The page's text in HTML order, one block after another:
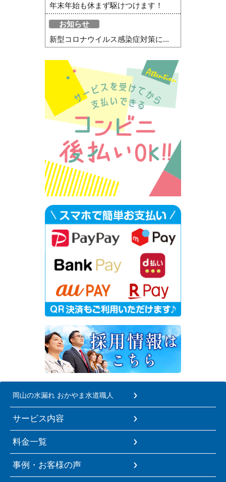
年末年始も休まず駆けつけます！
お知らせ
新型コロナウイルス感染症対策に...
岡山の水漏れ おかやま水道職人
サービス内容
料金一覧
事例・お客様の声